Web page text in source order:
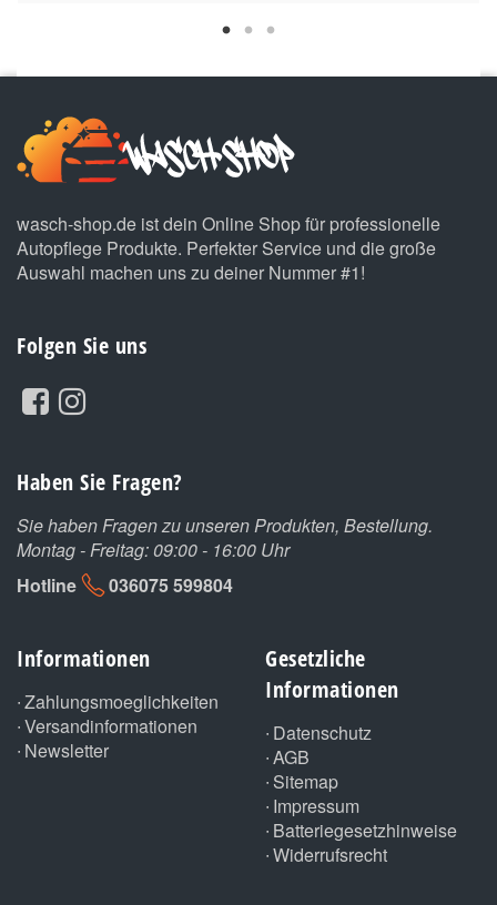
wasch-shop.de ist dein Online Shop für professionelle
Autopflege Produkte. Perfekter Service und die große
Auswahl machen uns zu deiner Nummer #1!
Folgen Sie uns
Haben Sie Fragen?
Sie haben Fragen zu unseren Produkten, Bestellung.
Montag - Freitag: 09:00 - 16:00 Uhr
Hotline
036075 599804
Informationen
Zahlungsmoeglichkeiten
Versandinformationen
Newsletter
Gesetzliche
Informationen
Datenschutz
AGB
Sitemap
Impressum
Batteriegesetzhinweise
Widerrufsrecht